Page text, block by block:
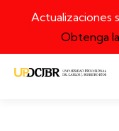
Actualizaciones
Obtenga